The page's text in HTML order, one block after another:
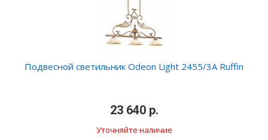
Подвесной светильник Odeon Light 2455/3A Ruffin
23 640 р.
Уточняйте наличие